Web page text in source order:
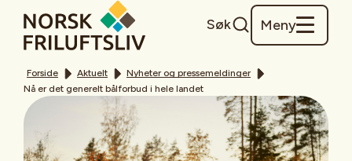
Søk Meny
Forside Aktuelt
Nyheter og pressemeldinger
Nå er det generelt bålforbud i hele landet